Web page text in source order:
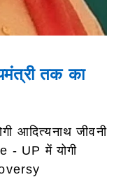
तक का
आदित्यनाथ जीवनी
- UP में योगी